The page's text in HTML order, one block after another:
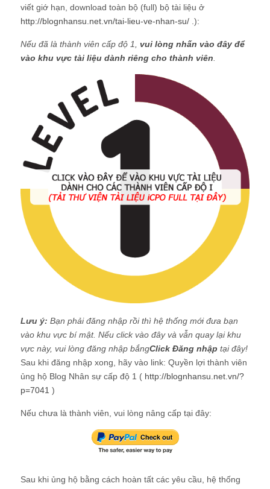
viết giớ hạn, download toàn bộ (full) bộ tài liệu ở
http://blognhansu.net.vn/tai-lieu-ve-nhan-su/ .):
Nếu đã là thành viên cấp độ 1, vui lòng nhấn vào đây để
vào khu vực tài liệu dành riêng cho thành viên
Lưu ý: Bạn phải đăng nhập rồi thì hệ thống mới đưa bạn
vào khu vực bí mật. Nếu click vào đây và vẫn quay lại khu
vực này, vui lòng đăng nhập bắngClick Đăng nhập tại đây!
Sau khi đăng nhập xong, hãy vào link: Quyền lợi thành viên
ủng hộ Blog Nhân sự cấp độ 1 ( http://blognhansu.net.vn/?
p=7041 )
Nếu chưa là thành viên, vui lòng nâng cấp tại đây:
Sau khi ủng hộ bằng cách hoàn tất các yêu cầu, hệ thống